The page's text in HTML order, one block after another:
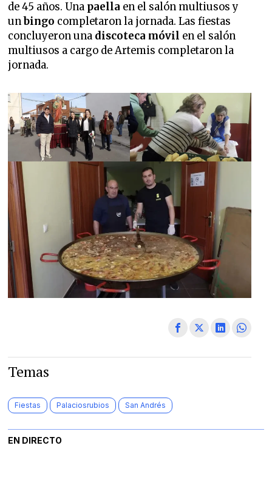
de 45 años. Una paella en el salón multiusos y
un bingo completaron la jornada. Las fiestas
concluyeron una discoteca móvil en el salón
multiusos a cargo de Artemis completaron la
jornada.
Temas
Fiestas Palaciosrubios San Andrés
EN DIRECTO